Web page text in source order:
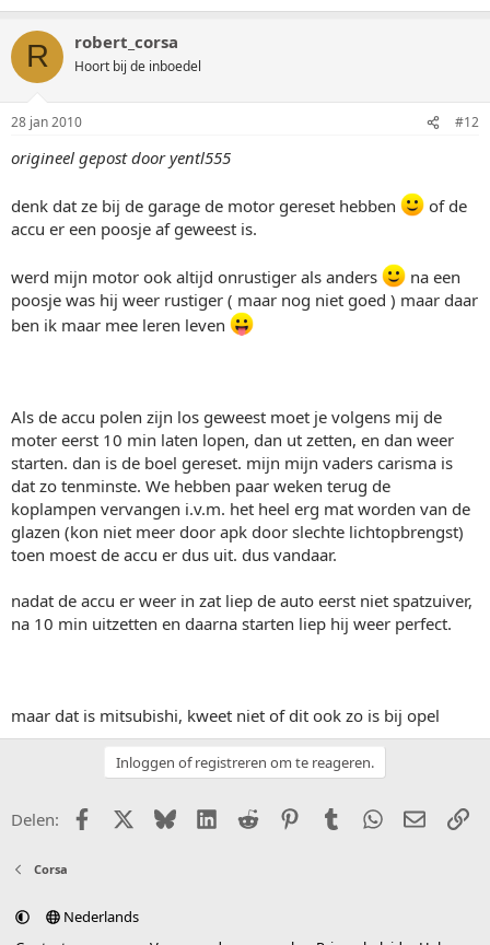
R robert_corsa
Hoort bij de inboedel
28 jan 2010 #12
origineel gepost door yentl555
denk dat ze bij de garage de motor gereset hebben
of de
accu er een poosje af geweest is.
werd mijn motor ook altijd onrustiger als anders
na een
poosje was hij weer rustiger ( maar nog niet goed ) maar daar
ben ik maar mee leren leven
Als de accu polen zijn los geweest moet je volgens mij de
moter eerst 10 min laten lopen, dan ut zetten, en dan weer
starten. dan is de boel gereset. mijn mijn vaders carisma is
dat zo tenminste. We hebben paar weken terug de
koplampen vervangen i.v.m. het heel erg mat worden van de
glazen (kon niet meer door apk door slechte lichtopbrengst)
toen moest de accu er dus uit. dus vandaar.
nadat de accu er weer in zat liep de auto eerst niet spatzuiver,
na 10 min uitzetten en daarna starten liep hij weer perfect.
maar dat is mitsubishi, kweet niet of dit ook zo is bij opel
Inloggen of registreren om te reageren.
Delen: FacebookX (Twitter)
BlueskyLinkedIn
Reddit PinterestTumblr WhatsApp
E-mail
Corsa
Nederlands